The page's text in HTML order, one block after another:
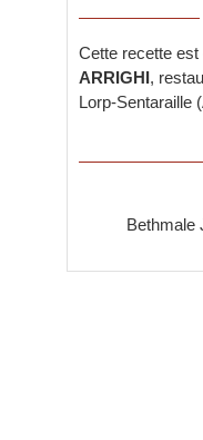
Cette recette est
ARRIGHI,
Lorp-Sentaraille
Bethmale